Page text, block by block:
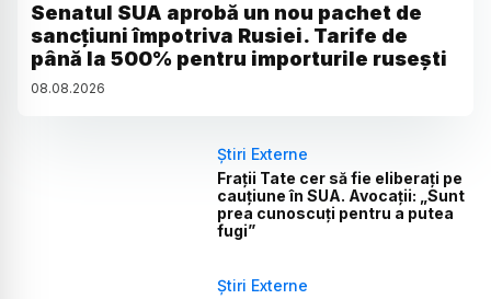
Senatul SUA aprobă un nou pachet de
sancțiuni împotriva Rusiei. Tarife de
până la 500% pentru importurile rusești
08.08.2026
Știri Externe
Frații Tate cer să fie eliberați pe
cauțiune în SUA. Avocații: „Sunt
prea cunoscuți pentru a putea
fugi”
Știri Externe